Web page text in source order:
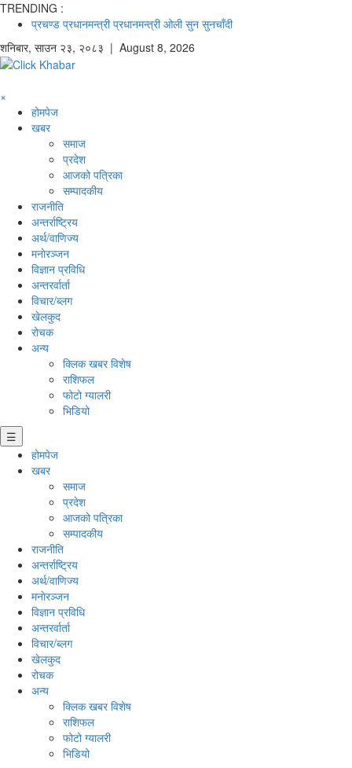
TRENDING :
प्रचण्ड प्रधानमन्त्री प्रधानमन्त्री ओली सुन सुनचाँदी
शनिबार, साउन २३, २०८३ | August 8, 2026
×
होमपेज
खबर
समाज
प्रदेश
आजको पत्रिका
सम्पादकीय
राजनीति
अन्तर्राष्ट्रिय
अर्थ/वाणिज्य
मनाेरञ्जन
विज्ञान प्रविधि
अन्तरर्वार्ता
विचार/ब्लग
खेलकुद
रोचक
अन्य
क्लिक खबर विशेष
राशिफल
फोटो ग्यालरी
भिडियो
☰
होमपेज
खबर
समाज
प्रदेश
आजको पत्रिका
सम्पादकीय
राजनीति
अन्तर्राष्ट्रिय
अर्थ/वाणिज्य
मनाेरञ्जन
विज्ञान प्रविधि
अन्तरर्वार्ता
विचार/ब्लग
खेलकुद
रोचक
अन्य
क्लिक खबर विशेष
राशिफल
फोटो ग्यालरी
भिडियो